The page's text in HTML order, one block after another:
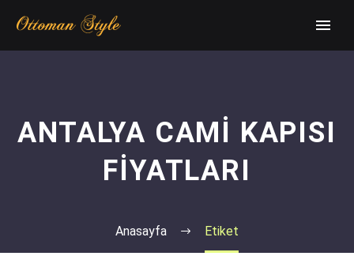
ANTALYA CAMI KAPISI
FIYATLARI
Anasayfa Etiket